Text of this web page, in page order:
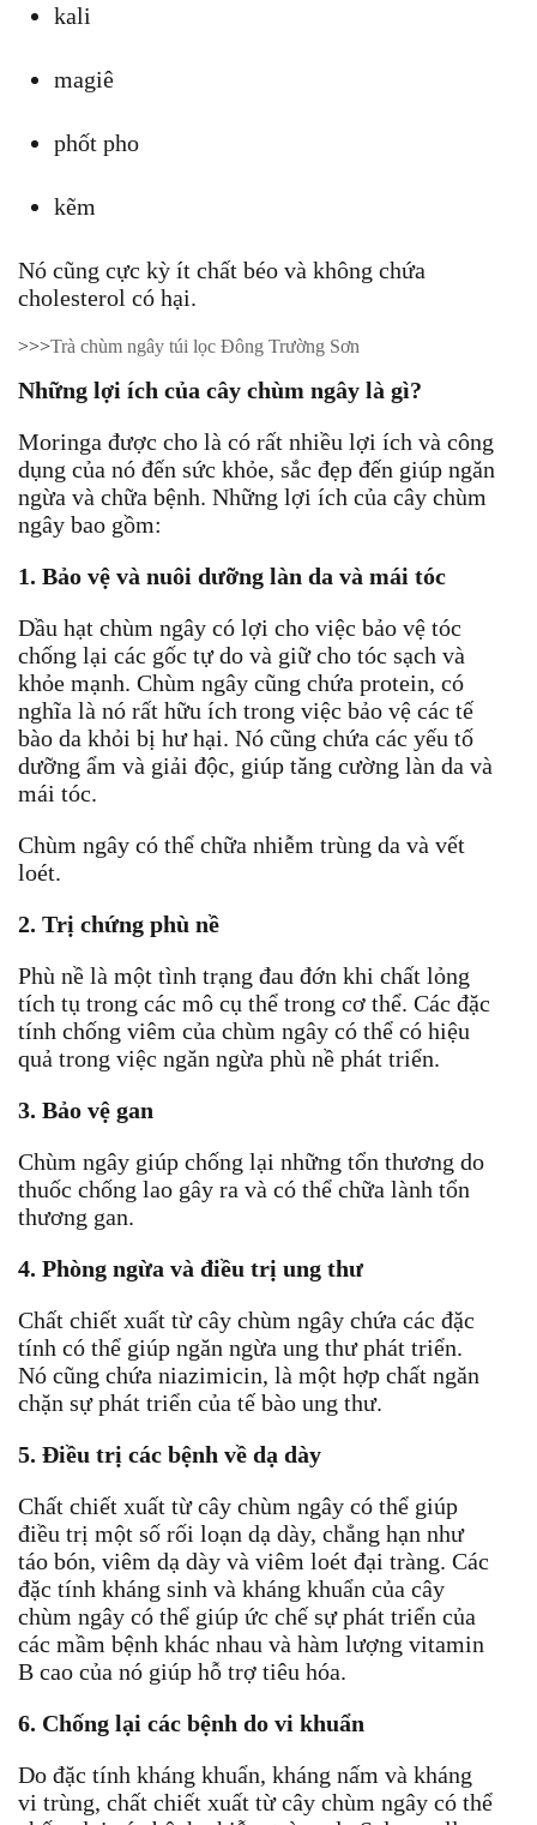
kali
magiê
phốt pho
kẽm
Nó cũng cực kỳ ít chất béo và không chứa
cholesterol có hại.
>>>Trà chùm ngây túi lọc Đông Trường Sơn
Những lợi ích của cây chùm ngây là gì?
Moringa được cho là có rất nhiều lợi ích và công
dụng của nó đến sức khỏe, sắc đẹp đến giúp ngăn
ngừa và chữa bệnh. Những lợi ích của cây chùm
ngây bao gồm:
1. Bảo vệ và nuôi dưỡng làn da và mái tóc
Dầu hạt chùm ngây có lợi cho việc bảo vệ tóc
chống lại các gốc tự do và giữ cho tóc sạch và
khỏe mạnh. Chùm ngây cũng chứa protein, có
nghĩa là nó rất hữu ích trong việc bảo vệ các tế
bào da khỏi bị hư hại. Nó cũng chứa các yếu tố
dưỡng ẩm và giải độc, giúp tăng cường làn da và
mái tóc.
Chùm ngây có thể chữa nhiễm trùng da và vết
loét.
2. Trị chứng phù nề
Phù nề là một tình trạng đau đớn khi chất lỏng
tích tụ trong các mô cụ thể trong cơ thể. Các đặc
tính chống viêm của chùm ngây có thể có hiệu
quả trong việc ngăn ngừa phù nề phát triển.
3. Bảo vệ gan
Chùm ngây giúp chống lại những tổn thương do
thuốc chống lao gây ra và có thể chữa lành tổn
thương gan.
4. Phòng ngừa và điều trị ung thư
Chất chiết xuất từ ​​cây chùm ngây chứa các đặc
tính có thể giúp ngăn ngừa ung thư phát triển.
Nó cũng chứa niazimicin, là một hợp chất ngăn
chặn sự phát triển của tế bào ung thư.
5. Điều trị các bệnh về dạ dày
Chất chiết xuất từ ​​cây chùm ngây có thể giúp
điều trị một số rối loạn dạ dày, chẳng hạn như
táo bón, viêm dạ dày và viêm loét đại tràng. Các
đặc tính kháng sinh và kháng khuẩn của cây
chùm ngây có thể giúp ức chế sự phát triển của
các mầm bệnh khác nhau và hàm lượng vitamin
B cao của nó giúp hỗ trợ tiêu hóa.
6. Chống lại các bệnh do vi khuẩn
Do đặc tính kháng khuẩn, kháng nấm và kháng
vi trùng, chất chiết xuất từ ​​cây chùm ngây có thể